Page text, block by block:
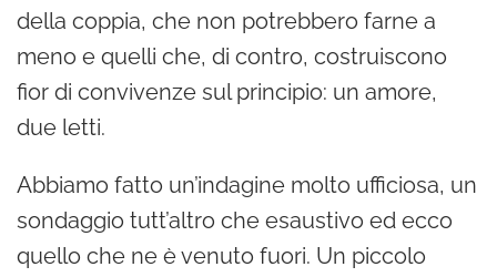
della coppia, che non potrebbero farne a
meno e quelli che, di contro, costruiscono
fior di convivenze sul principio: un amore,
due letti.
Abbiamo fatto un’indagine molto ufficiosa, un
sondaggio tutt’altro che esaustivo ed ecco
quello che ne è venuto fuori. Un piccolo